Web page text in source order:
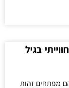
בגיל
מפתחים זהות